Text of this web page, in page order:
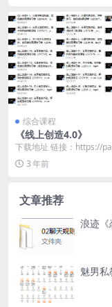
综合课程
《线上创造4.0》
下载地址 链接：https://
com/s/1-HpIi_Q...
3 年前
文章推荐
浪迹《
魅男私